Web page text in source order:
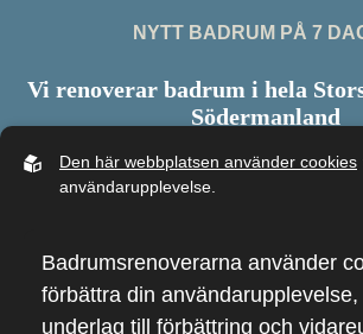
NYTT BADRUM PÅ 7
Vi renoverar badrum i hela
Södermanland
Webb avSphinxlyCMS:
Den här webbplatsen använder cookies
användarupplevelse.
Badrumsrenoverarna använder
förbättra din
underlag till förbättring och